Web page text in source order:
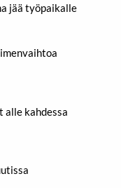
jää työpaikalle
alle kahdessa